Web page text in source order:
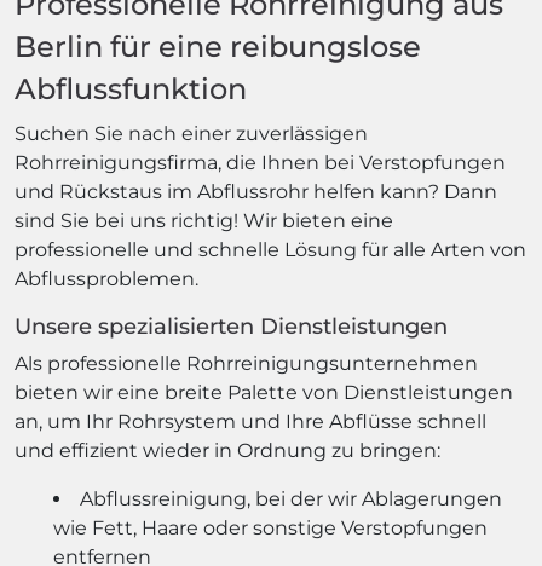
Berlin für eine reibungslose
Abflussfunktion
Suchen Sie nach einer zuverlässigen
Rohrreinigungsfirma, die Ihnen bei Verstopfungen
und Rückstaus im Abflussrohr helfen kann? Dann
sind Sie bei uns richtig! Wir bieten eine
professionelle und schnelle Lösung für alle Arten von
Abflussproblemen.
Unsere spezialisierten Dienstleistungen
Als professionelle Rohrreinigungsunternehmen
bieten wir eine breite Palette von Dienstleistungen
an, um Ihr Rohrsystem und Ihre Abflüsse schnell
und effizient wieder in Ordnung zu bringen:
Abflussreinigung, bei der wir Ablagerungen
wie Fett, Haare oder sonstige Verstopfungen
entfernen